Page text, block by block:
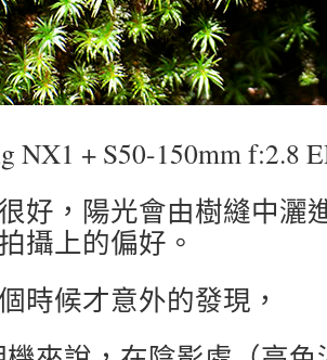
NX1 + S50-150mm f:2.8
好，陽光會由樹縫中灑
攝上的偏好。
時候才意外的發現，